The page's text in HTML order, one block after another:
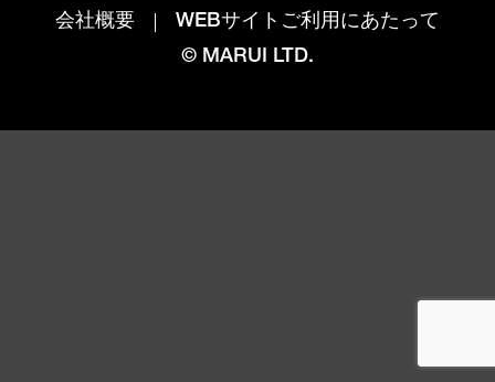
会社概要
WEBサイトご利用にあたって
© MARUI LTD.